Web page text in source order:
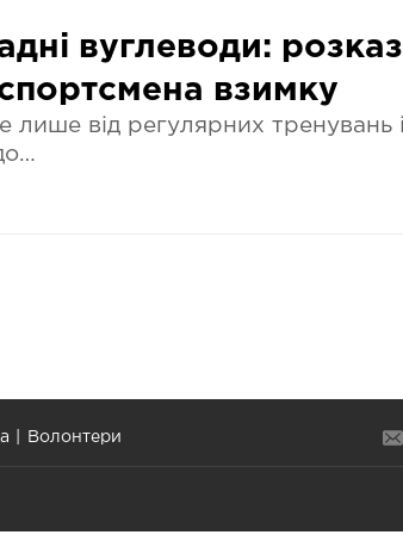
вуглеводи:
взимку
лише від регулярних тренувань
Волонтери